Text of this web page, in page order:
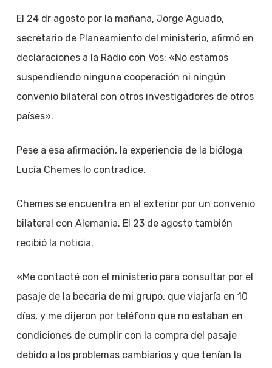
El 24 dr agosto por la mañana, Jorge Aguado,
secretario de Planeamiento del ministerio, afirmó en
declaraciones a la Radio con Vos: «No estamos
suspendiendo ninguna cooperación ni ningún
convenio bilateral con otros investigadores de otros
países».
Pese a esa afirmación, la experiencia de la bióloga
Lucía Chemes lo contradice.
Chemes se encuentra en el exterior por un convenio
bilateral con Alemania. El 23 de agosto también
recibió la noticia.
«Me contacté con el ministerio para consultar por el
pasaje de la becaria de mi grupo, que viajaría en 10
días, y me dijeron por teléfono que no estaban en
condiciones de cumplir con la compra del pasaje
debido a los problemas cambiarios y que tenían la